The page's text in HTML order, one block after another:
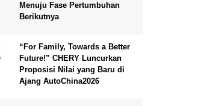
Menuju Fase Pertumbuhan
Berikutnya
“For Family, Towards a Better
Future!” CHERY Luncurkan
Proposisi Nilai yang Baru di
Ajang AutoChina2026